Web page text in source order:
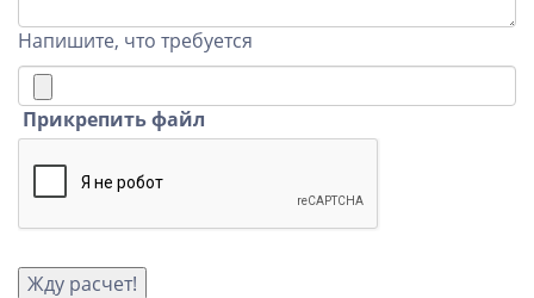
Напишите, что требуется
Прикрепить файл